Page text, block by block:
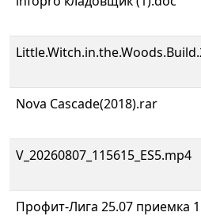
Nova Cascade(2018).rar
V_20260807_115615_ES5.mp4
Профит-Лига 25.07 приемка